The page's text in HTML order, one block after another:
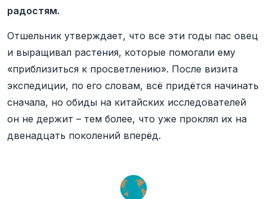
радостям.
Отшельник утверждает, что все эти годы пас овец
и выращивал растения, которые помогали ему
«приблизиться к просветлению». После визита
экспедиции, по его словам, всё придётся начинать
сначала, но обиды на китайских исследователей
он не держит – тем более, что уже проклял их на
двенадцать поколений вперёд.